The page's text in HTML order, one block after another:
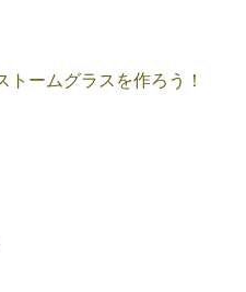
ームグラスを作ろう！